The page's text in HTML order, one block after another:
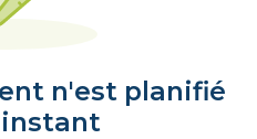
n'est planifié